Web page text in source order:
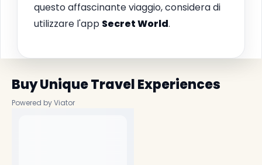
questo affascinante viaggio, considera di
utilizzare l'app Secret World.
Buy Unique Travel Experiences
Powered by Viator